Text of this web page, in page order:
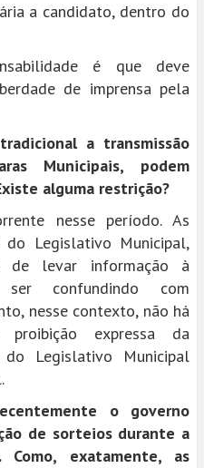
a candidato, dentro do
é que deve
de imprensa pela
a transmissão
Municipais, podem
alguma restrição?
nesse período. As
do Legislativo Municipal,
levar informação à
confundindo com
nesse contexto, não há
expressa da
do Legislativo Municipal
o governo
de sorteios durante a
Como, exatamente, as